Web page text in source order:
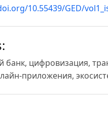
10.55439/GED/
банк, цифровизация,
приложения,